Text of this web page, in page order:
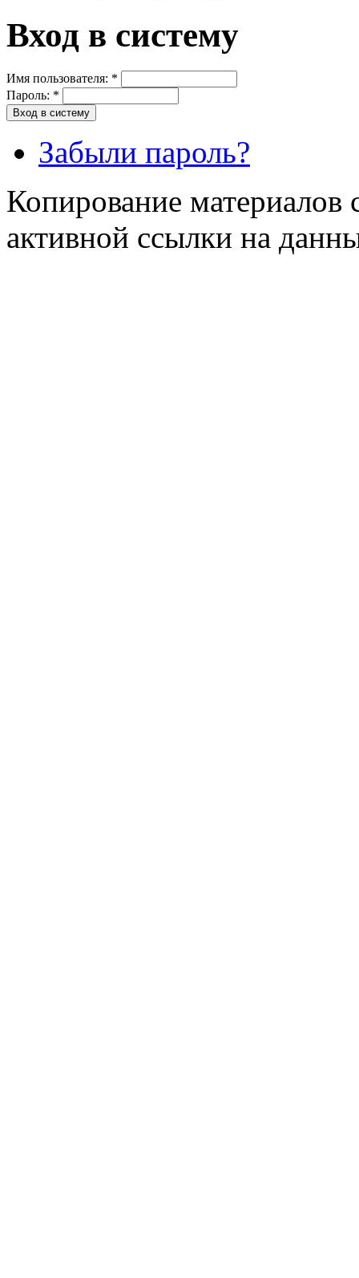
Вход в систему
Имя пользователя: *
Пароль: *
Забыли пароль?
Копирование материалов
активной ссылки на